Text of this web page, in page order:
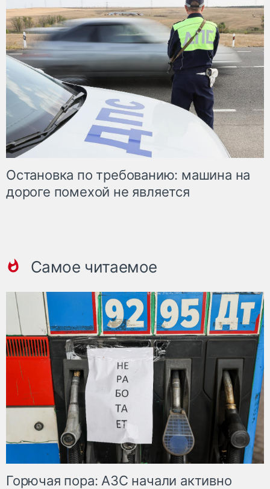
Остановка по требованию: машина на
дороге помехой не является
Самое читаемое
Горючая пора: АЗС начали активно